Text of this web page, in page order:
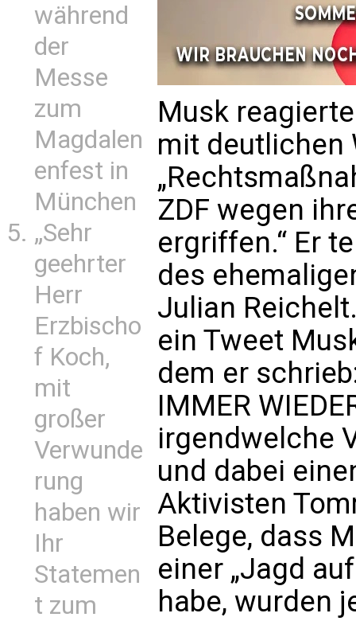
während
der
Messe
zum
Magdalen
enfest in
München
„Sehr
geehrter
Herr
Erzbischo
f Koch,
mit
großer
Verwunde
rung
haben wir
Ihr
Statemen
t zum
Musk
mit deutlichen
ZDF wegen
ergriffen.“ Er
des
Julian
ein Tweet
dem er
IMMER
irgendwelche
und dabei
Aktivisten
Belege, dass
einer „Jagd
habe, wurden